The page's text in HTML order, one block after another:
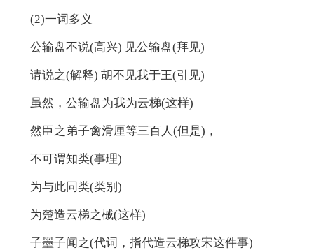
(2)一词多义
公输盘不说(高兴) 见公输盘(拜见)
请说之(解释) 胡不见我于王(引见)
虽然，公输盘为我为云梯(这样)
然臣之弟子禽滑厘等三百人(但是)，
不可谓知类(事理)
为与此同类(类别)
为楚造云梯之械(这样)
子墨子闻之(代词，指代造云梯攻宋这件事)